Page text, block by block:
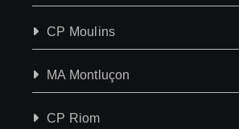
CP Moulins
MA Montluçon
CP Riom